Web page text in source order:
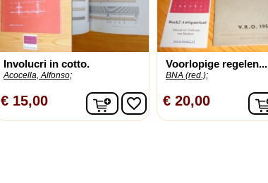
Involucri in cotto.
Acocella, Alfonso;
€ 15,00 In winkelwagen
favorite_border
Voorlopige regelen...
BNA (red.);
€ 20,00